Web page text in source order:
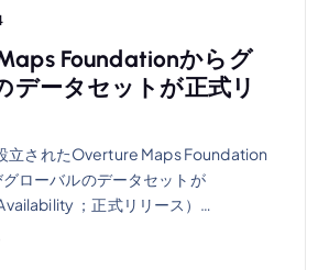
Foundationからグ
データセットが正式リ
立されたOverture Maps Foundation
ローバルのデータセットが
；正式リリース）…